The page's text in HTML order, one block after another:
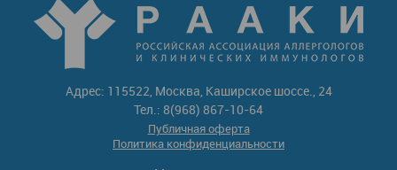
Адрес: 115522, Москва, Каширское шоссе., 24
Тел.: 8(968) 867-10-64
Публичная оферта
Политика конфиденциальности